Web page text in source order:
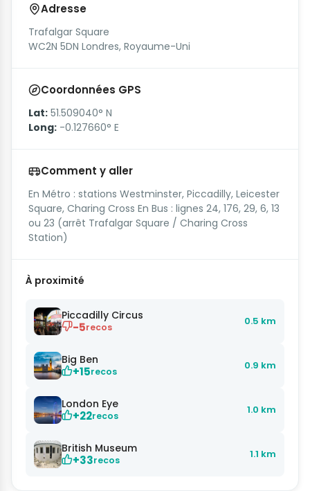
Adresse
Trafalgar Square
WC2N 5DN Londres, Royaume-Uni
Coordonnées GPS
Lat: 51.509040° N
Long: -0.127660° E
Comment y aller
En Métro : stations Westminster, Piccadilly, Leicester
Square, Charing Cross En Bus : lignes 24, 176, 29, 6, 13
ou 23 (arrêt Trafalgar Square / Charing Cross
Station)
À proximité
Piccadilly Circus
-5recos 0.5 km
Big Ben
+15recos 0.9 km
London Eye
+22recos 1.0 km
British Museum
+33recos 1.1 km